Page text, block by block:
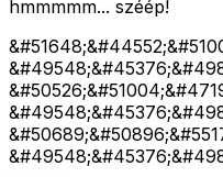
hmmmmm... széép!